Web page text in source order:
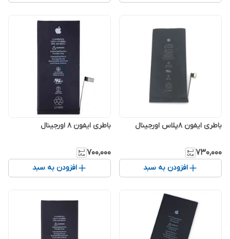
باطری ایفون 8پلاس اورجینال
۷۳۰٬۰۰۰
افزودن به سبد
باطری ایفون 8 اورجینال
۷۰۰٬۰۰۰
افزودن به سبد